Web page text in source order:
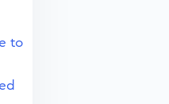
to